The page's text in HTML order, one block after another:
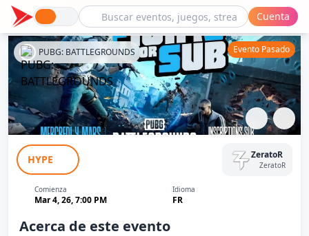
Cuenta
Fight For Sub - PUBG Battlegrounds En
PUBG: BATTLEGROUNDS Evento Pasado
HYPE ZeratoR
ZeratoR
Comienza
Mar 4, 26, 7:00 PM
Idioma
FR
Acerca de este evento